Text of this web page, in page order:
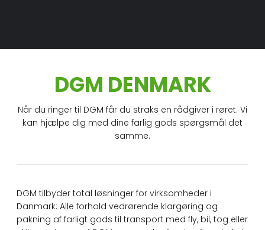
DGM DENMARK
Når du ringer til DGM får du straks en rådgiver i røret. Vi
kan hjælpe dig med dine farlig gods spørgsmål det
samme.
DGM tilbyder total løsninger for virksomheder i
Danmark: Alle forhold vedrørende klargøring og
pakning af farligt gods til transport med fly, bil, tog eller